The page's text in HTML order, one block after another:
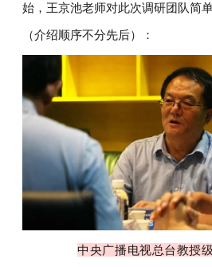
始，王京池老师对此次调研团队简
（介绍顺序不分先后）：
中央广播电视总台教授